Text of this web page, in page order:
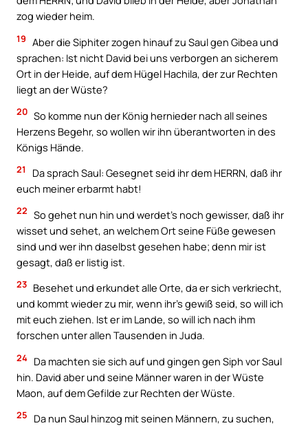
zog wieder heim.
19 Aber die Siphiter zogen hinauf zu Saul gen Gibea und
sprachen: Ist nicht David bei uns verborgen an sicherem
Ort in der Heide, auf dem Hügel Hachila, der zur Rechten
liegt an der Wüste?
20 So komme nun der König hernieder nach all seines
Herzens Begehr, so wollen wir ihn überantworten in des
Königs Hände.
21
Da sprach Saul: Gesegnet seid ihr dem HERRN, daß ihr
euch meiner erbarmt habt!
22 So gehet nun hin und werdet’s noch gewisser, daß ihr
wisset und sehet, an welchem Ort seine Füße gewesen
sind und wer ihn daselbst gesehen habe; denn mir ist
gesagt, daß er listig ist.
23 Besehet und erkundet alle Orte, da er sich verkriecht,
und kommt wieder zu mir, wenn ihr’s gewiß seid, so will ich
mit euch ziehen. Ist er im Lande, so will ich nach ihm
forschen unter allen Tausenden in Juda.
24 Da machten sie sich auf und gingen gen Siph vor Saul
hin. David aber und seine Männer waren in der Wüste
Maon, auf dem Gefilde zur Rechten der Wüste.
25
Da nun Saul hinzog mit seinen Männern, zu suchen,